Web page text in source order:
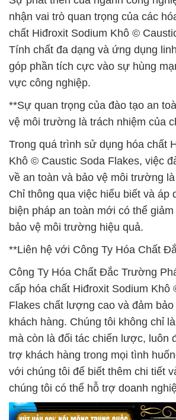
nhận vai trò quan trọng của các
chất Hiđroxit Sodium Khô ©
Tính chất đa dạng và ứng dụng
góp phần tích cực vào sự hùng
vực công nghiệp.
**Sự quan trọng của đào tạo an
vệ môi trường là trách nhiệm của
Trong quá trình sử dụng hóa chất
Khô © Caustic Soda Flakes, việc
về an toàn và bảo vệ môi trường
Chỉ thông qua việc hiểu biết và áp
biện pháp an toàn mới có thể
bảo vệ môi trường hiệu quả.
**Liên hệ với Công Ty Hóa Chất
Công Ty Hóa Chất Đắc Trường
cấp hóa chất Hiđroxit Sodium Khô
Flakes chất lượng cao và đảm
khách hàng. Chúng tôi không chỉ
mà còn là đối tác chiến lược, luôn
trợ khách hàng trong mọi tình
với chúng tôi để biết thêm chi tiết
chúng tôi có thể hỗ trợ doanh